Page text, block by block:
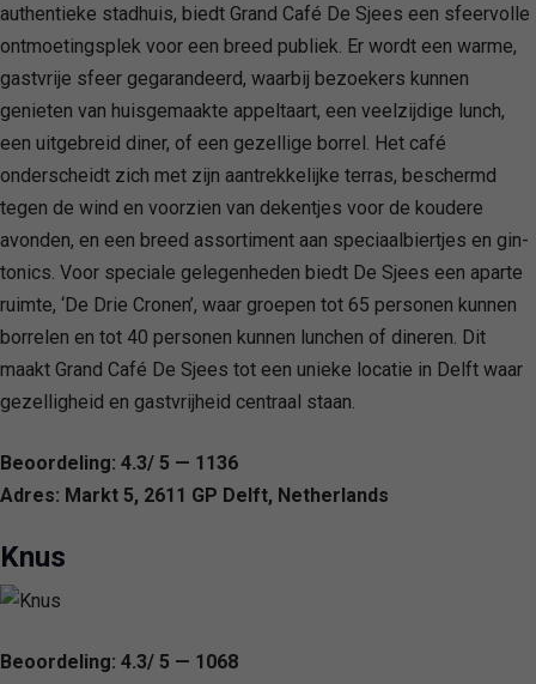
authentieke stadhuis, biedt Grand Café De Sjees een sfeervolle
ontmoetingsplek voor een breed publiek. Er wordt een warme,
gastvrije sfeer gegarandeerd, waarbij bezoekers kunnen
genieten van huisgemaakte appeltaart, een veelzijdige lunch,
een uitgebreid diner, of een gezellige borrel. Het café
onderscheidt zich met zijn aantrekkelijke terras, beschermd
tegen de wind en voorzien van dekentjes voor de koudere
avonden, en een breed assortiment aan speciaalbiertjes en gin-
tonics. Voor speciale gelegenheden biedt De Sjees een aparte
ruimte, ‘De Drie Cronen’, waar groepen tot 65 personen kunnen
borrelen en tot 40 personen kunnen lunchen of dineren. Dit
maakt Grand Café De Sjees tot een unieke locatie in Delft waar
gezelligheid en gastvrijheid centraal staan.
Beoordeling: 4.3/ 5 — 1136
Adres: Markt 5, 2611 GP Delft, Netherlands
Knus
Beoordeling: 4.3/ 5 — 1068